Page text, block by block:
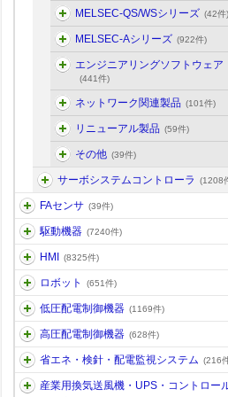
MELSEC-QS/WSシリーズ (42件)
MELSEC-Aシリーズ (922件)
エンジニアリングソフトウェア
(441件)
ネットワーク関連製品 (101件)
リニューアル製品 (59件)
その他 (39件)
サーボシステムコントローラ (1208
FAセンサ (39件)
駆動機器 (7240件)
HMI (8325件)
ロボット (651件)
低圧配電制御機器 (1169件)
高圧配電制御機器 (628件)
省エネ・検針・配電監視システム (216
産業用換気送風機・UPS・コントロー